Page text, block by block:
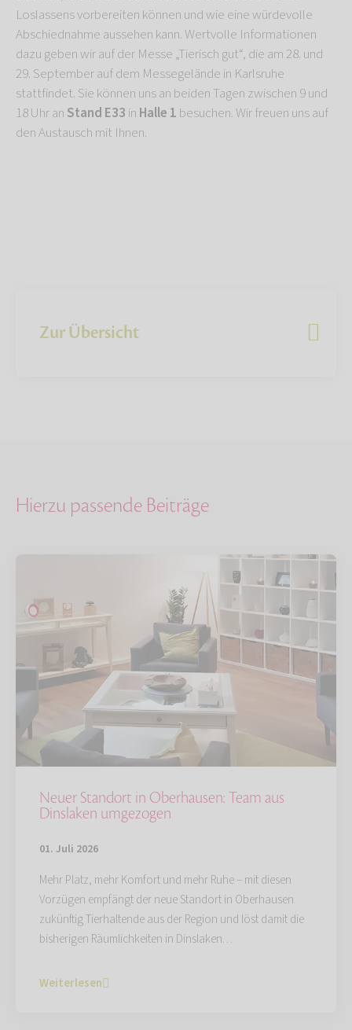
Loslassens vorbereiten können und wie eine würdevolle
Abschiednahme aussehen kann. Wertvolle Informationen
dazu geben wir auf der Messe „Tierisch gut“, die am 28. und
29. September auf dem Messegelände in Karlsruhe
stattfindet. Sie können uns an beiden Tagen zwischen 9 und
18 Uhr an Stand E33 in Halle 1 besuchen. Wir freuen uns auf
den Austausch mit Ihnen.
Zur Übersicht
Hierzu passende Beiträge
Neuer Standort in Oberhausen: Team aus
Dinslaken umgezogen
01. Juli 2026
Mehr Platz, mehr Komfort und mehr Ruhe – mit diesen
Vorzügen empfängt der neue Standort in Oberhausen
zukünftig Tierhaltende aus der Region und löst damit die
bisherigen Räumlichkeiten in Dinslaken…
Weiterlesen